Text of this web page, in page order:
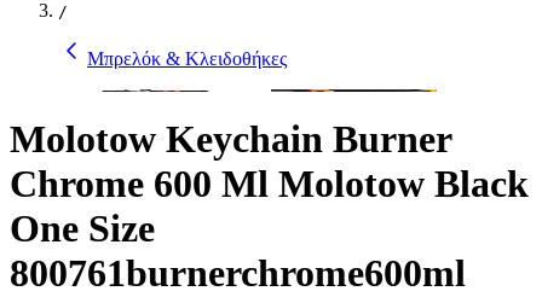
/
Μπρελόκ & Κλειδοθήκες
Molotow Keychain Burner
Chrome 600 Ml Molotow Black
One Size
800761burnerchrome600ml